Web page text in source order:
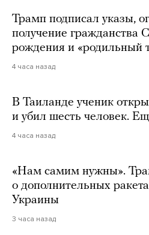
Трамп подписал указы,
получение гражданства
рождения и «родильный
4 часа назад
В Таиланде ученик
и убил шесть человек.
4 часа назад
«Нам самим нужны».
о дополнительных
Украины
3 часа назад